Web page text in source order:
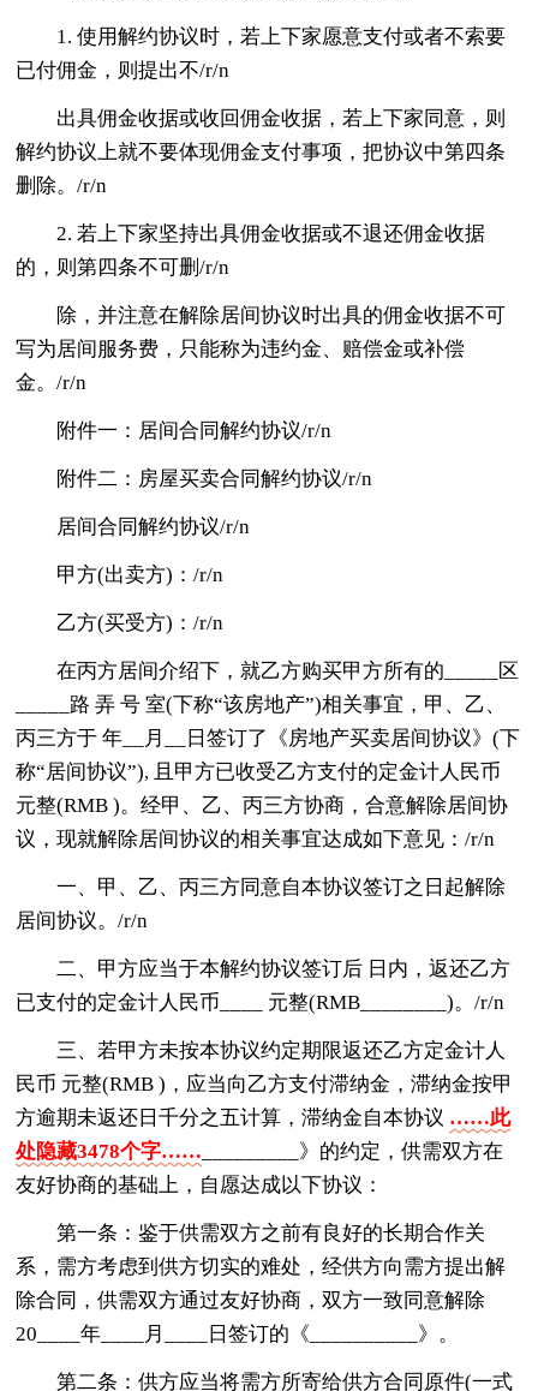
1. 使用解约协议时，若上下家愿意支付或者不索要
已付佣金，则提出不/r/n
出具佣金收据或收回佣金收据，若上下家同意，则
解约协议上就不要体现佣金支付事项，把协议中第四条
删除。/r/n
2. 若上下家坚持出具佣金收据或不退还佣金收据
的，则第四条不可删/r/n
除，并注意在解除居间协议时出具的佣金收据不可
写为居间服务费，只能称为违约金、赔偿金或补偿
金。/r/n
附件一：居间合同解约协议/r/n
附件二：房屋买卖合同解约协议/r/n
居间合同解约协议/r/n
甲方(出卖方)：/r/n
乙方(买受方)：/r/n
在丙方居间介绍下，就乙方购买甲方所有的_____区
_____路 弄 号 室(下称“该房地产”)相关事宜，甲、乙、
丙三方于 年__月__日签订了《房地产买卖居间协议》(下
称“居间协议”), 且甲方已收受乙方支付的定金计人民币
元整(RMB )。经甲、乙、丙三方协商，合意解除居间协
议，现就解除居间协议的相关事宜达成如下意见：/r/n
一、甲、乙、丙三方同意自本协议签订之日起解除
居间协议。/r/n
二、甲方应当于本解约协议签订后 日内，返还乙方
已支付的定金计人民币____ 元整(RMB________)。/r/n
三、若甲方未按本协议约定期限返还乙方定金计人
民币 元整(RMB )，应当向乙方支付滞纳金，滞纳金按甲
方逾期未返还日千分之五计算，滞纳金自本协议 ……此
处隐藏3478个字…… _________》的约定，供需双方在
友好协商的基础上，自愿达成以下协议：
第一条：鉴于供需双方之前有良好的长期合作关
系，需方考虑到供方切实的难处，经供方向需方提出解
除合同，供需双方通过友好协商，双方一致同意解除
20____年____月____日签订的《__________》。
第二条：供方应当将需方所寄给供方合同原件(一式